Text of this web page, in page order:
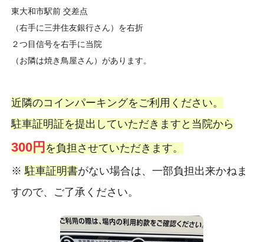
東大和市駅前 交差点
（右手に三井住友銀行さん）を右折
２つ目信号を右手に当院
（お隣は焼き鳥屋さん）があります。
近隣のコインパーキングをご利用ください。
駐車証明証を提出していただきますと当院から
300円を負担させていただきます。
※ 駐車証明書がない場合は、一部負担出来かねま
すので、ご了承ください。